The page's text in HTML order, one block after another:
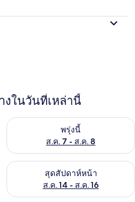
งในวันที่เหล่านี้
ส.ค. 6 - ส.ค. 7พรุ่งนี้
ส.ค. 7 - ส.ค. 8
ตรวจสอบจำนวนห้องพักว่างใน
ปดาห์นี้ ส.ค. 7 - ส.ค. 9
สุดสัปดาห์หน้า
ส.ค. 14 - ส.ค. 16
ตรวจสอบจำนวนห้องพักว่างใน